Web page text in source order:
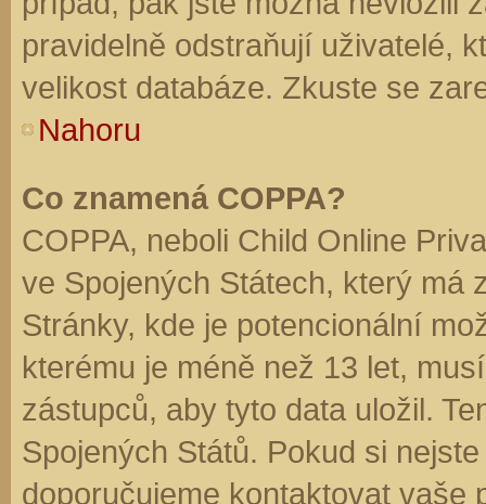
pravidelně odstraňují uživatelé,
velikost databáze. Zkuste se
Nahoru
Co znamená COPPA?
COPPA, neboli Child Online
ve Spojených Státech, který má
Stránky, kde je potencionální
kterému je méně než 13 let,
zástupců, aby tyto data uložil.
Spojených Států. Pokud si
doporučujeme kontaktovat vaše